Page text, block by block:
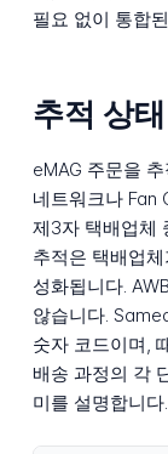
필요 없이 통합
추적 상
eMAG 주문을
네트워크나 Fan
제3자 택배업체
추적은 택배업
성화됩니다.
않습니다.
숫자 코드이며,
배송 과정의 각
미를 설명합니다.